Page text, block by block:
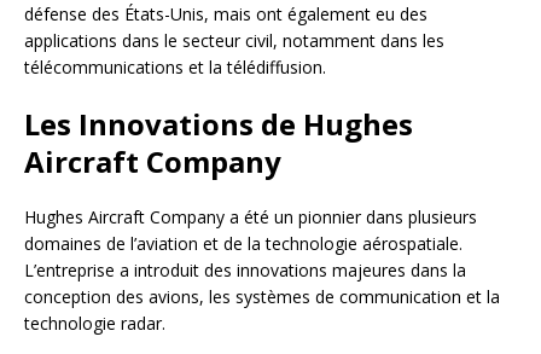
défense des États-Unis, mais ont également eu des
applications dans le secteur civil, notamment dans les
télécommunications et la télédiffusion.
Les Innovations de Hughes
Aircraft Company
Hughes Aircraft Company a été un pionnier dans plusieurs
domaines de l’aviation et de la technologie aérospatiale.
L’entreprise a introduit des innovations majeures dans la
conception des avions, les systèmes de communication et la
technologie radar.